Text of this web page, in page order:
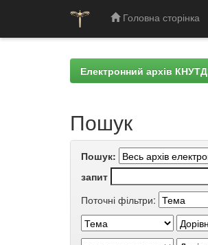
Головна сторінка
Електронний архів КНУТД
Пошук
Пошук:
запит
Поточні фільтри: